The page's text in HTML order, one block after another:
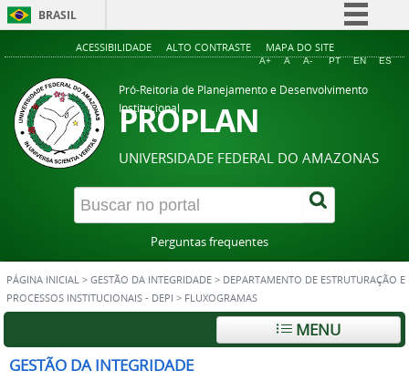
BRASIL
Simplifique!
Acesso à informação
Legislação
Canais
ACESSIBILIDADE ALTO CONTRASTE MAPA DO SITE
A+ A A- PT EN ES
Pró-Reitoria de Planejamento e Desenvolvimento
Institucional
PROPLAN
UNIVERSIDADE FEDERAL DO AMAZONAS
Perguntas frequentes
PÁGINA INICIAL > GESTÃO DA INTEGRIDADE > DEPARTAMENTO DE ESTRUTURAÇÃO E
PROCESSOS INSTITUCIONAIS - DEPI > FLUXOGRAMAS
MENU
GESTÃO DA INTEGRIDADE